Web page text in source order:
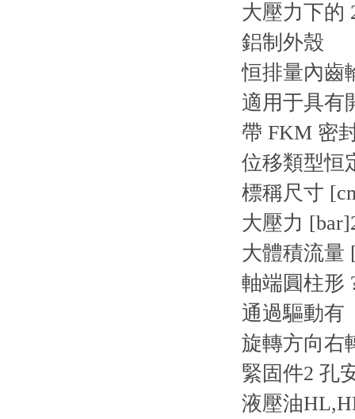
大壓力下的
鋁制外殼
恒排量內齒
適用于具有
帶 FKM 密
位移類型恒
標稱尺寸
大壓力
大體積流量
軸端圓柱形
通過驅動有
旋轉方向右
緊固件2 孔
液壓油